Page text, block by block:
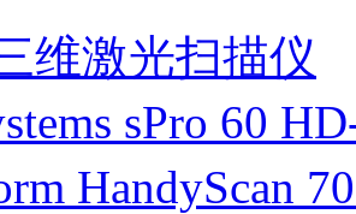
维激光扫描仪
sPro 60
HandyScan